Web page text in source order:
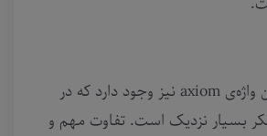
در زبان یونانی کهن واژه‌ی axiom نیز وجود دارد که در
بسیار نزدیک است. تفاوت مهم و